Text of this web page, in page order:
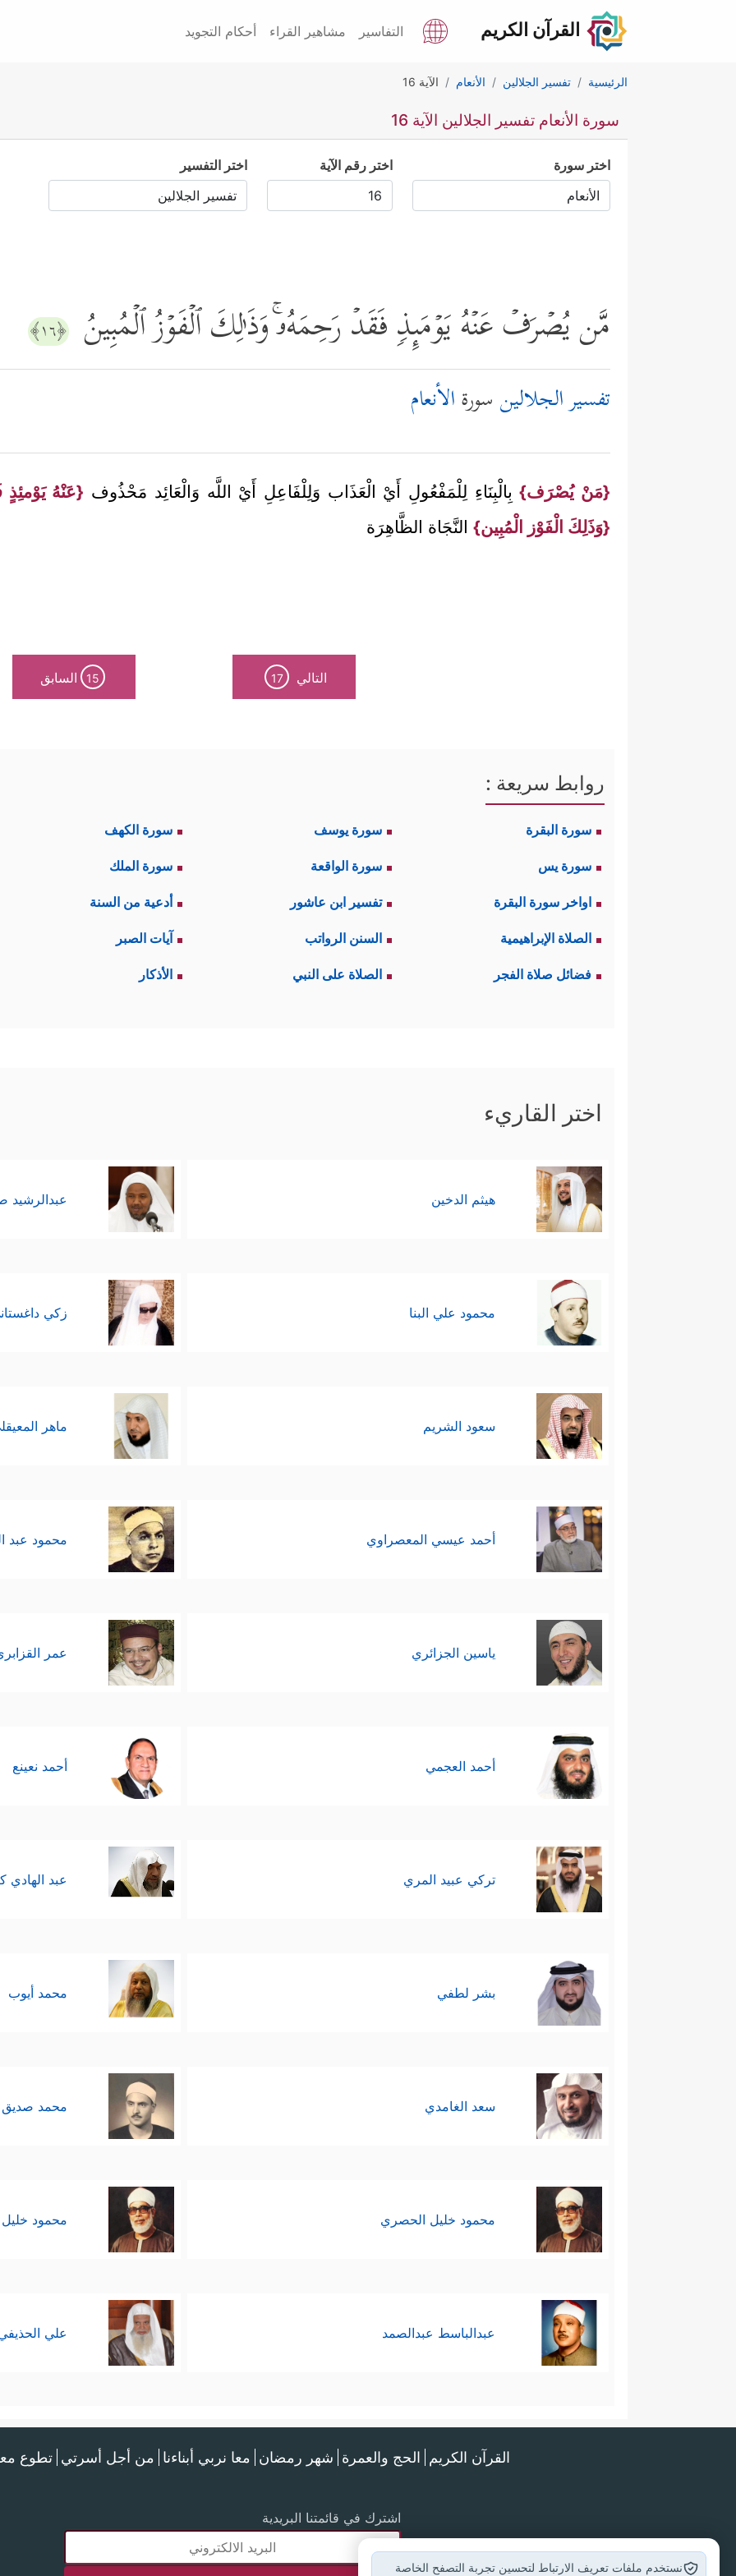
القرآن الكريم التفاسير مشاهير القراء أحكام التجويد
الرئيسية تفسير الجلالين الأنعام الآية 16
سورة الأنعام تفسير الجلالين الآية 16
اختر سورة اختر رقم الآية اختر التفسير
مَّن یُصۡرَفۡ عَنۡهُ یَوۡمَىِٕذࣲ فَقَدۡ رَحِمَهُۥۚ وَذَ ٰ⁠لِكَ ٱلۡفَوۡزُ ٱلۡمُبِینُ ﴿١٦﴾
تفسير الجلالين سورةالأنعام
{مَنْ يُصْرَف}بِالْبِنَاءِ لِلْمَفْعُولِ أَيْ الْعَذَاب وَلِلْفَاعِلِ أَيْ اللَّه وَالْعَائِد مَحْذُوف {عَنْهُ
{وَذَلِكَ الْفَوْز الْمُبِين} النَّجَاة الظَّاهِرَة
التالي 17
15 السابق
روابط سريعة :
سورة البقرة سورة يوسف سورة الكهف
سورة يس سورة الواقعة سورة الملك
اواخر سورة البقرة تفسير ابن عاشور أدعية من السنة
الصلاة الإبراهيمية السنن الرواتب آيات الصبر
فضائل صلاة الفجر الصلاة على النبي الأذكار
اختر القاريء
هيثم الدخين عبدالرشيد
محمود علي البنا زكي
سعود الشريم ماهر
أحمد عيسي المعصراوي محمود عبد
ياسين الجزائري عمر
أحمد العجمي أحمد نعينع
تركي عبيد المري عبد الهادي
بشر لطفي محمد أيوب
سعد الغامدي محمد صديق
محمود خليل الحصري محمود
عبدالباسط عبدالصمد علي
القرآن الكريم الحج والعمرة شهر رمضان معا نربي أبناءنا من أجل أسرتي تطوع
اشترك في قائمتنا البريدية
نستخدم ملفات تعريف الارتباط لتحسين تجربة التصفح الخاصة